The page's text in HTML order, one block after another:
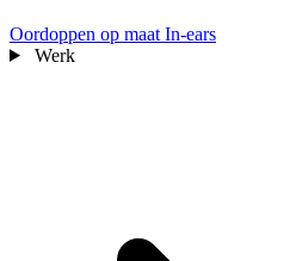
Oordoppen op maat In-ears
Werk